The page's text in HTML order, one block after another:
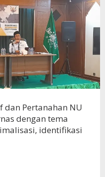
dan Pertanahan NU
dengan tema
identifikasi